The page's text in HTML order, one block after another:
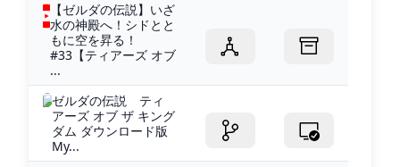
【ゼルダの伝説】いざ
水の神殿へ！シドとと
もに空を昇る！
#33【ティアーズ オブ
...
ゼルダの伝説 ティ
アーズ オブ ザ キング
ダム ダウンロード版
My...